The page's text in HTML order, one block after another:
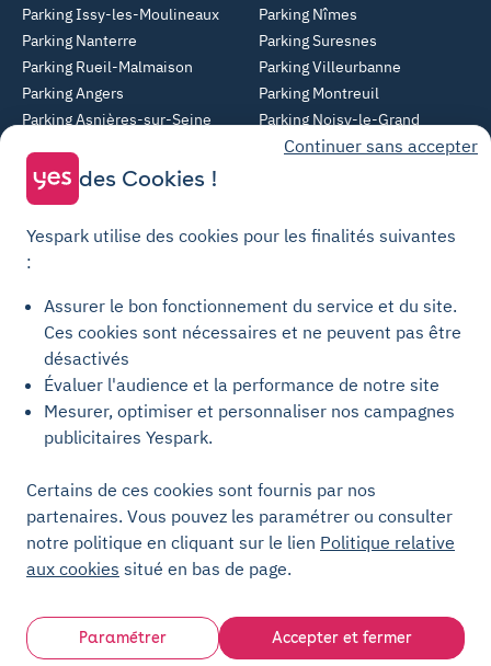
Parking Issy-les-Moulineaux
Parking Nanterre
Parking Rueil-Malmaison
Parking Angers
Parking Asnières-sur-Seine
Parking Courbevoie
Parking Metz
Parking Nîmes
Parking Suresnes
Parking Villeurbanne
Parking Montreuil
Parking Noisy-le-Grand
Parking Clermont-Ferrand
Yespark SAS, titulaire de la carte pro n°CPI 7501 2017 000 019 582 portant
les mentions "Gestion Immobilière" et "Transaction" délivrée par la CCI de
Conditions générales de vente Stationnement
Conditions générales de vente Recharge
Politique de confidentialité
Politique relative aux cookies
Paramètres des cookies
Mentions légales
Continuer sans accepter
des Cookies !
Yespark utilise des cookies pour les finalités suivantes
:
Assurer le bon fonctionnement du service et du site.
Ces cookies sont nécessaires et ne peuvent pas être
désactivés
Évaluer l'audience et la performance de notre site
Mesurer, optimiser et personnaliser nos campagnes
publicitaires Yespark.
Certains de ces cookies sont fournis par nos
partenaires. Vous pouvez les paramétrer ou consulter
notre politique en cliquant sur le lien Politique relative
aux cookies situé en bas de page.
Paramétrer Accepter et fermer